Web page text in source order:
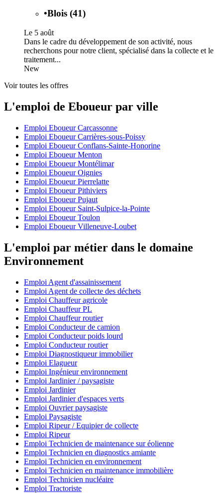
•Blois (41)
Le 5 août
Dans le cadre du développement de son activité, nous
recherchons pour notre client, spécialisé dans la collecte et le
traitement...
New
Voir toutes les offres
L'emploi de Eboueur par ville
Emploi Eboueur Carcassonne
Emploi Eboueur Carrières-sous-Poissy
Emploi Eboueur Conflans-Sainte-Honorine
Emploi Eboueur Menton
Emploi Eboueur Montélimar
Emploi Eboueur Oignies
Emploi Eboueur Pierrelatte
Emploi Eboueur Pithiviers
Emploi Eboueur Pujaut
Emploi Eboueur Saint-Sulpice-la-Pointe
Emploi Eboueur Toulon
Emploi Eboueur Villeneuve-Loubet
L'emploi par métier dans le domaine
Environnement
Emploi Agent d'assainissement
Emploi Agent de collecte des déchets
Emploi Chauffeur agricole
Emploi Chauffeur PL
Emploi Chauffeur routier
Emploi Conducteur de camion
Emploi Conducteur poids lourd
Emploi Conducteur routier
Emploi Diagnostiqueur immobilier
Emploi Elagueur
Emploi Ingénieur environnement
Emploi Jardinier / paysagiste
Emploi Jardinier
Emploi Jardinier d'espaces verts
Emploi Ouvrier paysagiste
Emploi Paysagiste
Emploi Ripeur / Equipier de collecte
Emploi Ripeur
Emploi Technicien de maintenance sur éolienne
Emploi Technicien en diagnostics amiante
Emploi Technicien en environnement
Emploi Technicien en maintenance immobilière
Emploi Technicien nucléaire
Emploi Tractoriste